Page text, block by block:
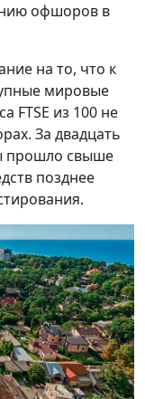
офшоров в
на то, что к
мировые
FTSE из 100 не
За двадцать
прошло свыше
позднее